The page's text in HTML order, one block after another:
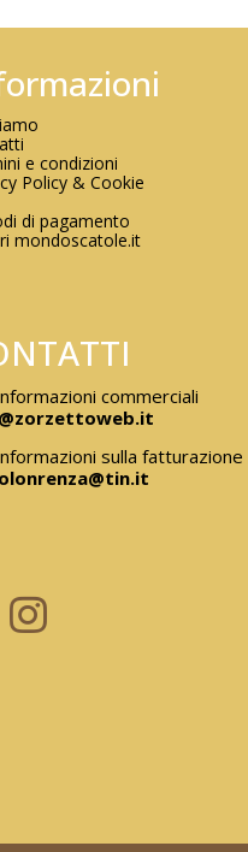
e condizioni
Policy & Cookie
di pagamento
mondoscatole.it
commerciali
sulla fatturazione